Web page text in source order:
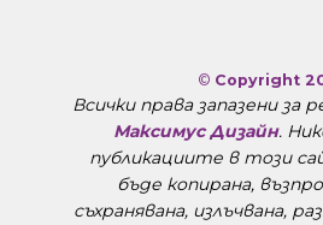
© Copyright
Всички права запазени за
Максимус Дизайн.
публикациите в този
бъде копирана,
съхранявана, излъчвана,